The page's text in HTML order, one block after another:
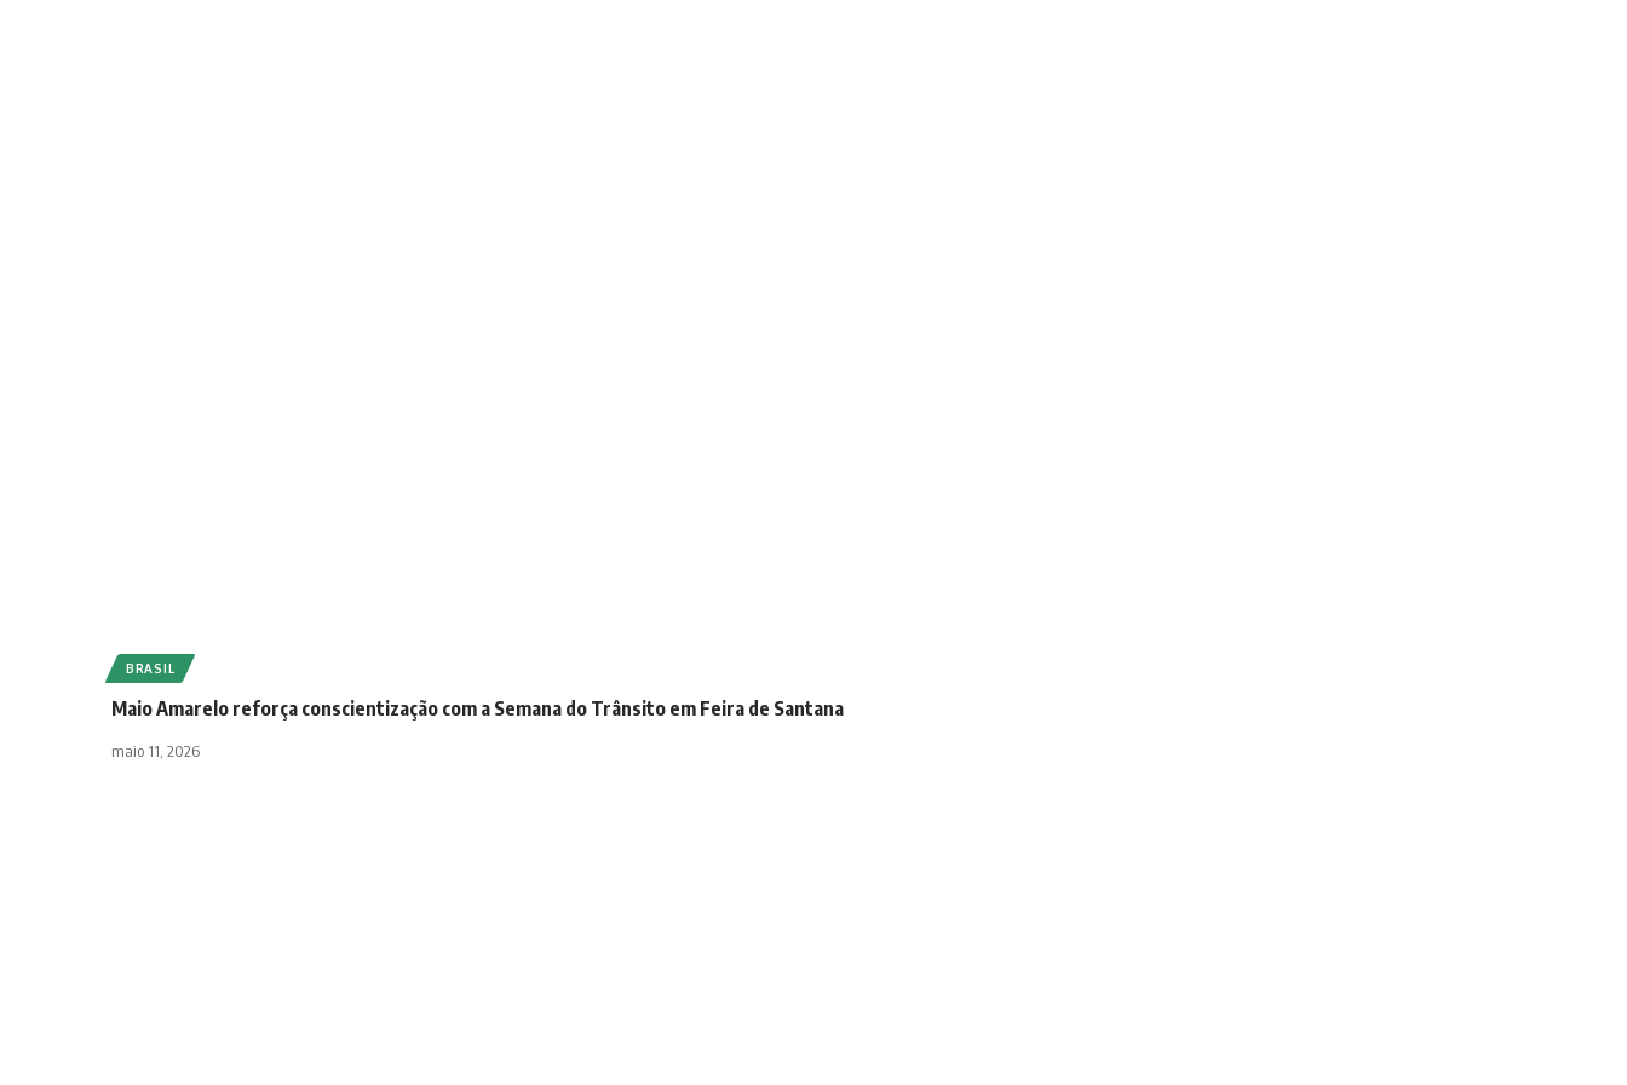
BRASIL
Maio Amarelo reforça conscientização com a Semana do Trânsito em Feira de Santana
maio 11, 2026